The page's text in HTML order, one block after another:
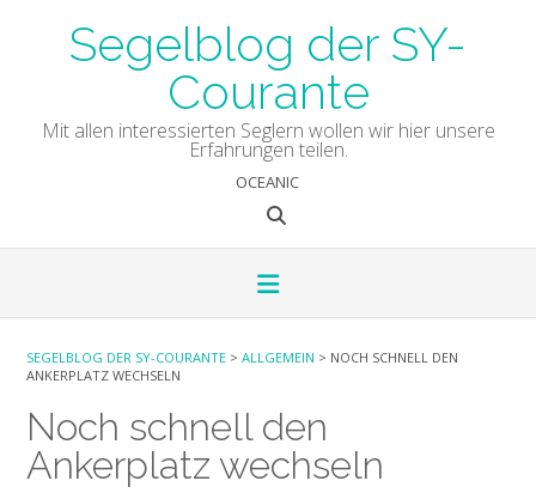
Segelblog der SY-
Courante
Mit allen interessierten Seglern wollen wir hier unsere
Erfahrungen teilen.
OCEANIC
SEGELBLOG DER SY-COURANTE > ALLGEMEIN > NOCH SCHNELL DEN
ANKERPLATZ WECHSELN
Noch schnell den
Ankerplatz wechseln